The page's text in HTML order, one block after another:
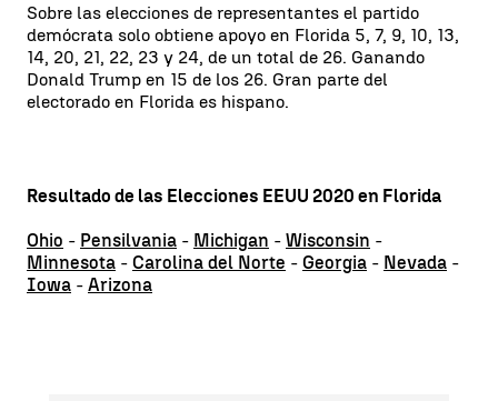
Sobre las elecciones de representantes el partido
demócrata solo obtiene apoyo en Florida 5, 7, 9, 10, 13,
14, 20, 21, 22, 23 y 24, de un total de 26. Ganando
Donald Trump en 15 de los 26. Gran parte del
electorado en Florida es hispano.
Resultado de las Elecciones EEUU 2020 en Florida
Ohio - Pensilvania - Michigan - Wisconsin -
Minnesota - Carolina del Norte - Georgia - Nevada -
Iowa - Arizona